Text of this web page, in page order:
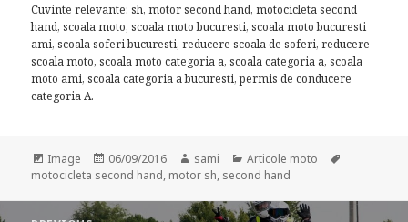
Cuvinte relevante: sh, motor second hand, motocicleta second
hand, scoala moto, scoala moto bucuresti, scoala moto bucuresti
ami, scoala soferi bucuresti, reducere scoala de soferi, reducere
scoala moto, scoala moto categoria a, scoala categoria a, scoala
moto ami, scoala categoria a bucuresti, permis de conducere
categoria A.
Format
Image
Posted
on
06/09/2016 Author
sami Categories
Articole moto
motocicleta second hand, motor sh, second hand